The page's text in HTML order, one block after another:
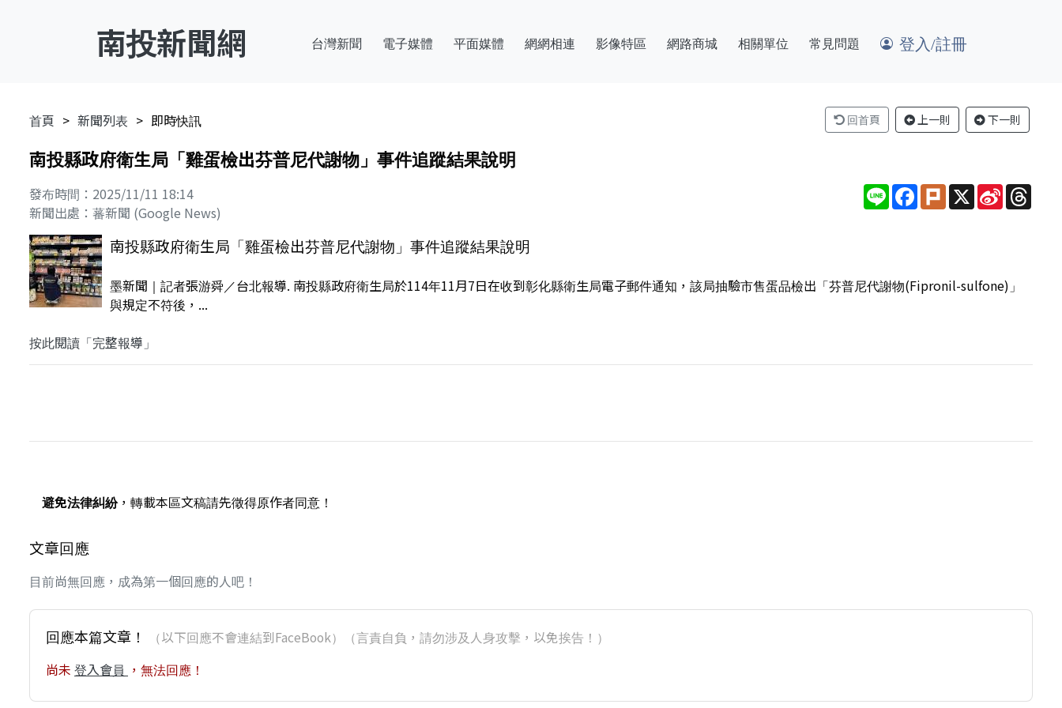
南投新聞網 台灣新聞 電子媒體 平面媒體 網網相連 影像特區 網路商城 相關單位 常見問題 登入/註冊
首頁 新聞列表 即時快訊 回首頁 上一則 下一則
南投縣政府衛生局「雞蛋檢出芬普尼代謝物」事件追蹤結果說明
發布時間：2025/11/11 18:14
新聞出處：蕃新聞 (Google News)
Line Facebook
PlurkX Sina
Weibo
南投縣政府衛生局「雞蛋檢出芬普尼代謝物」事件追蹤結果說明
墨新聞｜記者張游舜／台北報導. 南投縣政府衛生局於114年11月7日在收到彰化縣衛生局電子郵件通知，該局抽驗市售蛋品檢出「芬普尼代謝物(Fipronil-sulfone)」
與規定不符後，...
按此閱讀「完整報導」
避免法律糾紛，轉載本區文稿請先徵得原作者同意！
文章回應
目前尚無回應，成為第一個回應的人吧！
回應本篇文章！ （以下回應不會連結到FaceBook）（言責自負，請勿涉及人身攻擊，以免挨告！）
尚未 登入會員 ，無法回應！